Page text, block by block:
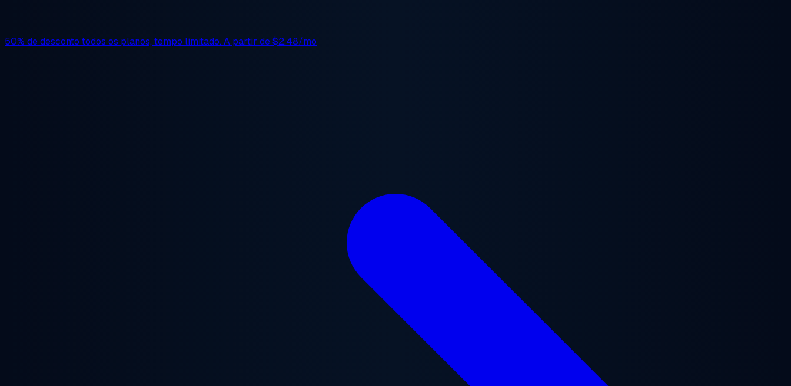
50% de desconto todos os planos, tempo limitado. A partir de$2.48/mo